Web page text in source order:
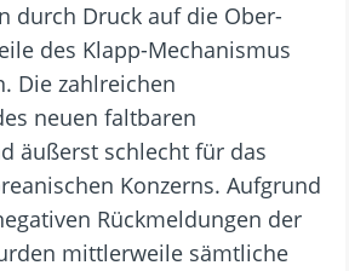
durch Druck auf die Ober-
des Klapp-Mechanismus
Die zahlreichen
neuen faltbaren
äußerst schlecht für das
Konzerns. Aufgrund
Rückmeldungen der
mittlerweile sämtliche